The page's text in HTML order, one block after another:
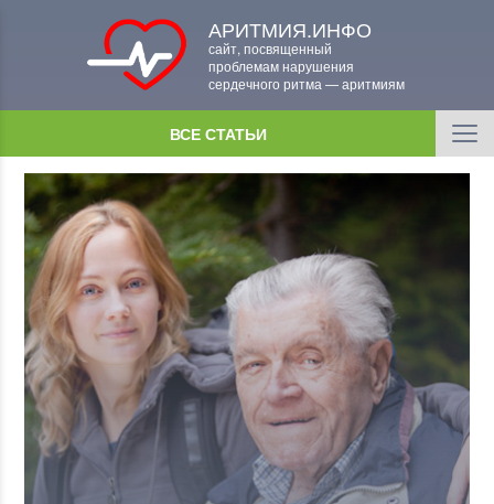
АРИТМИЯ.ИНФО
сайт, посвященный
проблемам нарушения
сердечного ритма — аритмиям
ВСЕ СТАТЬИ